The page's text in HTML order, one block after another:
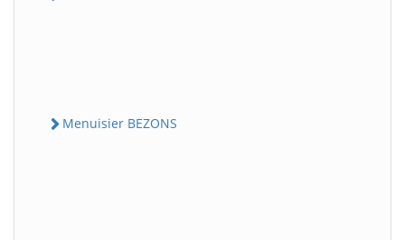
Menuisier BEZONS